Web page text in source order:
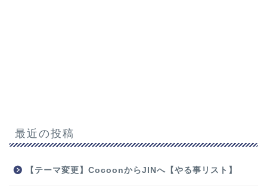
最近の投稿
【テーマ変更】CocoonからJINへ【やる事リスト】